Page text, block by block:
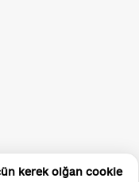
kerek olğan cookie